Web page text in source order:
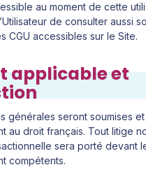
au moment de cette
de consulter aussi
CGU accessibles sur le Site.
applicable et
générales seront soumises
au droit français. Tout litige
sera porté devant
compétents.